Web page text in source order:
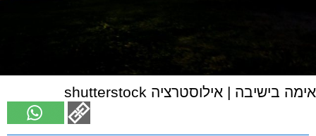
אימה בישיבה | אילוסטרציה shutterstock